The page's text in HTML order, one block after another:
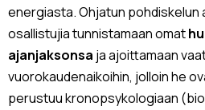
energiasta. Ohjatun pohdiskelun
osallistujia tunnistamaan omat
ajanjaksonsa ja ajoittamaan
vuorokaudenaikoihin, jolloin he
perustuu kronopsykologiaan